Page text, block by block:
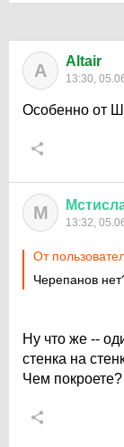
A Altair
13:30,
Особенно от
М 13:32,
От
Черепанов
Ну что же --
стенка на
Чем покроете?